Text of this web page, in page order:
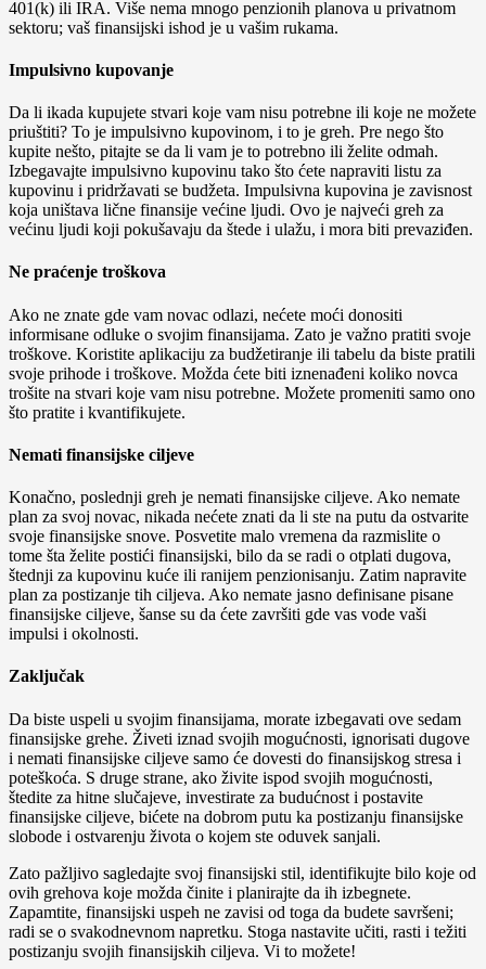
401(k) ili IRA. Više nema mnogo penzionih planova u privatnom
sektoru; vaš finansijski ishod je u vašim rukama.
Impulsivno kupovanje
Da li ikada kupujete stvari koje vam nisu potrebne ili koje ne možete
priuštiti? To je impulsivno kupovinom, i to je greh. Pre nego što
kupite nešto, pitajte se da li vam je to potrebno ili želite odmah.
Izbegavajte impulsivno kupovinu tako što ćete napraviti listu za
kupovinu i pridržavati se budžeta. Impulsivna kupovina je zavisnost
koja uništava lične finansije većine ljudi. Ovo je najveći greh za
većinu ljudi koji pokušavaju da štede i ulažu, i mora biti prevaziđen.
Ne praćenje troškova
Ako ne znate gde vam novac odlazi, nećete moći donositi
informisane odluke o svojim finansijama. Zato je važno pratiti svoje
troškove. Koristite aplikaciju za budžetiranje ili tabelu da biste pratili
svoje prihode i troškove. Možda ćete biti iznenađeni koliko novca
trošite na stvari koje vam nisu potrebne. Možete promeniti samo ono
što pratite i kvantifikujete.
Nemati finansijske ciljeve
Konačno, poslednji greh je nemati finansijske ciljeve. Ako nemate
plan za svoj novac, nikada nećete znati da li ste na putu da ostvarite
svoje finansijske snove. Posvetite malo vremena da razmislite o
tome šta želite postići finansijski, bilo da se radi o otplati dugova,
štednji za kupovinu kuće ili ranijem penzionisanju. Zatim napravite
plan za postizanje tih ciljeva. Ako nemate jasno definisane pisane
finansijske ciljeve, šanse su da ćete završiti gde vas vode vaši
impulsi i okolnosti.
Zaključak
Da biste uspeli u svojim finansijama, morate izbegavati ove sedam
finansijske grehe. Živeti iznad svojih mogućnosti, ignorisati dugove
i nemati finansijske ciljeve samo će dovesti do finansijskog stresa i
poteškoća. S druge strane, ako živite ispod svojih mogućnosti,
štedite za hitne slučajeve, investirate za budućnost i postavite
finansijske ciljeve, bićete na dobrom putu ka postizanju finansijske
slobode i ostvarenju života o kojem ste oduvek sanjali.
Zato pažljivo sagledajte svoj finansijski stil, identifikujte bilo koje od
ovih grehova koje možda činite i planirajte da ih izbegnete.
Zapamtite, finansijski uspeh ne zavisi od toga da budete savršeni;
radi se o svakodnevnom napretku. Stoga nastavite učiti, rasti i težiti
postizanju svojih finansijskih ciljeva. Vi to možete!